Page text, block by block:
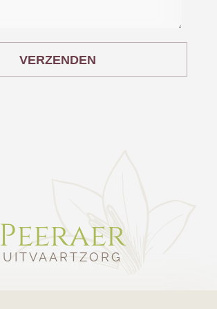
VERZENDEN
Peeraer
UITVAARTZORG